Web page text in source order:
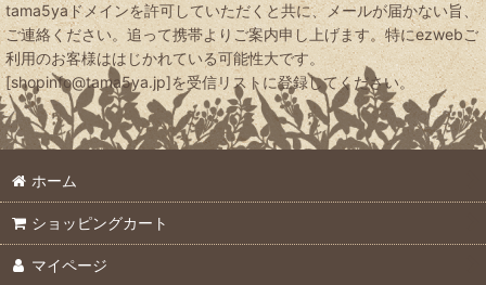
tama5yaドメインを許可していただくと共に、メールが届かない旨、
ご連絡ください。追って携帯よりご案内申し上げます。特にezwebご
利用のお客様ははじかれている可能性大です。
[shopinfo@tama5ya.jp]を受信リストに登録してください。
ホーム
ショッピングカート
マイページ